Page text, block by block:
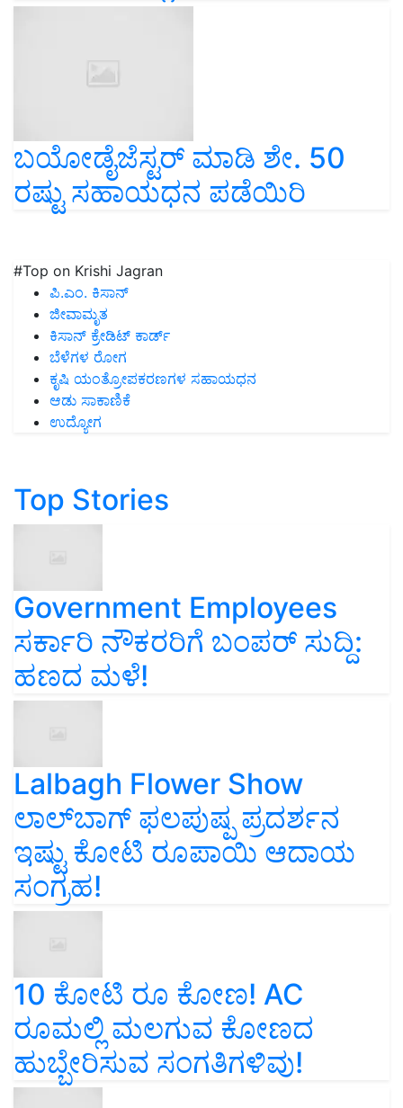
ಬಯೋಡೈಜೆಸ್ಟರ್ ಮಾಡಿ ಶೇ. 50
ರಷ್ಟು ಸಹಾಯಧನ ಪಡೆಯಿರಿ
#Top on Krishi Jagran
ಪಿ.ಎಂ. ಕಿಸಾನ್
ಜೀವಾಮೃತ
ಕಿಸಾನ್ ಕ್ರೇಡಿಟ್ ಕಾರ್ಡ್
ಬೆಳೆಗಳ ರೋಗ
ಕೃಷಿ ಯಂತ್ರೋಪಕರಣಗಳ ಸಹಾಯಧನ
ಆಡು ಸಾಕಾಣಿಕೆ
ಉದ್ಯೋಗ
Top Stories
Government Employees
ಸರ್ಕಾರಿ ನೌಕರರಿಗೆ ಬಂಪರ್‌ ಸುದ್ದಿ:
ಹಣದ ಮಳೆ!
Lalbagh Flower Show
ಲಾಲ್‌ಬಾಗ್ ಫಲಪುಷ್ಪ ಪ್ರದರ್ಶನ
ಇಷ್ಟು ಕೋಟಿ ರೂಪಾಯಿ ಆದಾಯ
ಸಂಗ್ರಹ!
10 ಕೋಟಿ ರೂ ಕೋಣ! AC
ರೂಮಲ್ಲಿ ಮಲಗುವ ಕೋಣದ
ಹುಬ್ಬೇರಿಸುವ ಸಂಗತಿಗಳಿವು!